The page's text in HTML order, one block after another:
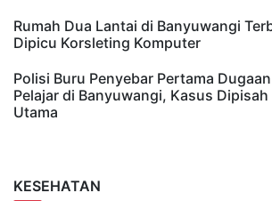
Rumah Dua Lantai di Banyuwangi
Dipicu Korsleting Komputer
Polisi Buru Penyebar Pertama
Pelajar di Banyuwangi, Kasus Dipisah
Utama
KESEHATAN